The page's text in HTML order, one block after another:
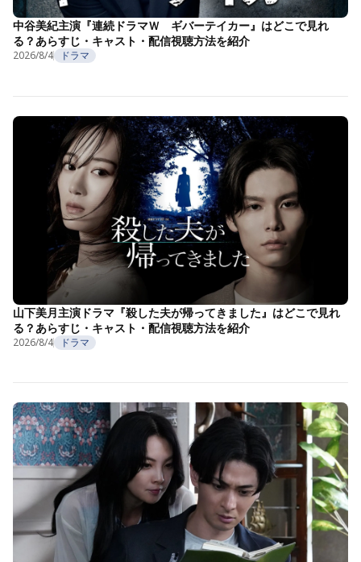
中谷美紀主演『連続ドラマＷ ギバーテイカー』はどこで見れ
る？あらすじ・キャスト・配信視聴方法を紹介
2026/8/4 ドラマ
山下美月主演ドラマ『殺した夫が帰ってきました』はどこで見れ
る？あらすじ・キャスト・配信視聴方法を紹介
2026/8/4 ドラマ